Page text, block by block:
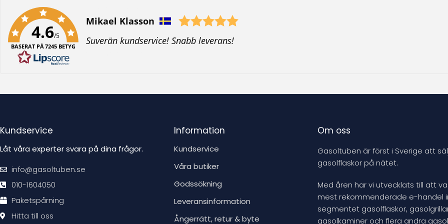
4.6/5
BASERAT PÅ 7245 BETYG
Författare:
Mikael Klasson
T
Suverän kundservice! Snabb leverans!
Kundservice
Låt våra experter svara på dina frågor.
info@gasoltuben.se
010-1604050
Paketspårning
Hitta till oss
Information
Kundservice
Våra butiker
Godssökning
Leveransinformation
Ångerrätt, retur & byte
Om oss
Gasoltuben är först i Sverige att
gasolflaskor på nätet.
Med åren har vi utvecklats till att
mest rekommenderade e-handel
segmentet gasolflaskor,
gasolkaminer och flera andra